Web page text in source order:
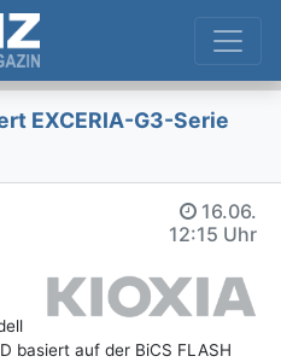
EXCERIA-G3-Serie
16.06.
12:15 Uhr
basiert auf der BiCS FLASH